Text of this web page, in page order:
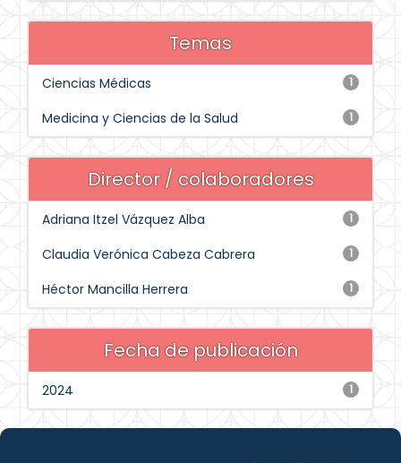
Temas
1
Ciencias Médicas
1
Medicina y Ciencias de la Salud
Director / colaboradores
1
Adriana Itzel Vázquez Alba
1
Claudia Verónica Cabeza Cabrera
1
Héctor Mancilla Herrera
Fecha de publicación
1
2024